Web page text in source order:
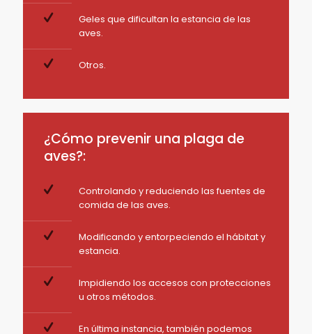
Geles que dificultan la estancia de las
aves.
Otros.
¿Cómo prevenir una plaga de
aves?:
Controlando y reduciendo las fuentes de
comida de las aves.
Modificando y entorpeciendo el hábitat y
estancia.
Impidiendo los accesos con protecciones
u otros métodos.
En última instancia, también podemos